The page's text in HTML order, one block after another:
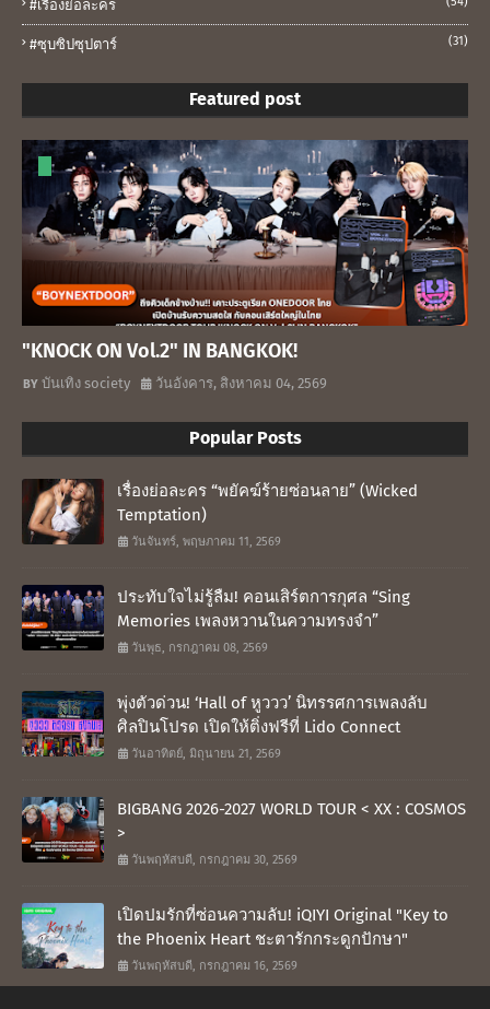
#เรื่องย่อละคร
#ซุบซิปซุปตาร์ (31)
Featured post
"KNOCK ON Vol.2" IN BANGKOK!
บันเทิง society วันอังคาร, สิงหาคม 04, 2569
Popular Posts
เรื่องย่อละคร “พยัคฆ์ร้ายซ่อนลาย” (Wicked
Temptation)
วันจันทร์, พฤษภาคม 11, 2569
ประทับใจไม่รู้ลืม! คอนเสิร์ตการกุศล “Sing
Memories เพลงหวานในความทรงจำ”
วันพุธ, กรกฎาคม 08, 2569
พุ่งตัวด่วน! ‘Hall of หูววว’ นิทรรศการเพลงลับ
ศิลปินโปรด เปิดให้ติ่งฟรีที่ Lido Connect
วันอาทิตย์, มิถุนายน 21, 2569
BIGBANG 2026-2027 WORLD TOUR < XX : COSMOS
>
วันพฤหัสบดี, กรกฎาคม 30, 2569
เปิดปมรักที่ซ่อนความลับ! iQIYI Original "Key to
the Phoenix Heart ชะตารักกระดูกปักษา"
วันพฤหัสบดี, กรกฎาคม 16, 2569